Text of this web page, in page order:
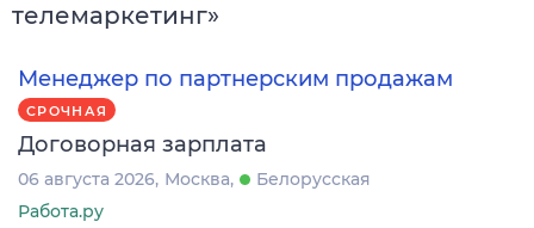
телемаркетинг»
Менеджер по партнерским продажам
СРОЧНАЯ
Договорная зарплата
06 августа 2026 Москва
Белорусская
Работа.ру